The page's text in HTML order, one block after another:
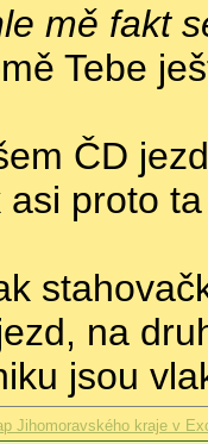
mě fakt
Tebe
ČD
asi proto
na
jsou
Jihomoravského kraje v